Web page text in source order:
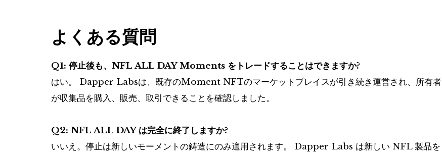
よくある質問
Q1: 停止後も、NFL ALL DAY Moments をトレードすることはできますか?
はい。 Dapper Labsは、既存のMoment NFTのマーケットプレイスが引き続き運営され、所有者
が収集品を購入、販売、取引できることを確認しました。
Q2: NFL ALL DAY は完全に終了しますか?
いいえ。停止は新しいモーメントの鋳造にのみ適用されます。 Dapper Labs は新しい NFL 製品を